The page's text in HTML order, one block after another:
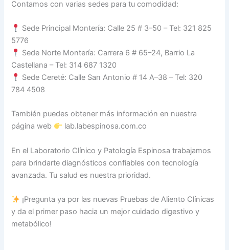
Contamos con varias sedes para tu comodidad:
Sede Principal Montería: Calle 25 # 3–50 – Tel: 321 825
5776
Sede Norte Montería: Carrera 6 # 65–24, Barrio La
Castellana – Tel: 314 687 1320
Sede Cereté: Calle San Antonio # 14 A–38 – Tel: 320
784 4508
También puedes obtener más información en nuestra
página web
lab.labespinosa.com.co
En el Laboratorio Clínico y Patología Espinosa trabajamos
para brindarte diagnósticos confiables con tecnología
avanzada. Tu salud es nuestra prioridad.
¡Pregunta ya por las nuevas Pruebas de Aliento Clínicas
y da el primer paso hacia un mejor cuidado digestivo y
metabólico!